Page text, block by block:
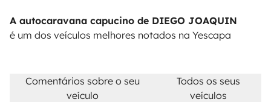
A autocaravana capucino de DIEGO JOAQUIN
é um dos veículos melhores notados na Yescapa
Comentários sobre o seu
veículo
Todos os seus
veículos